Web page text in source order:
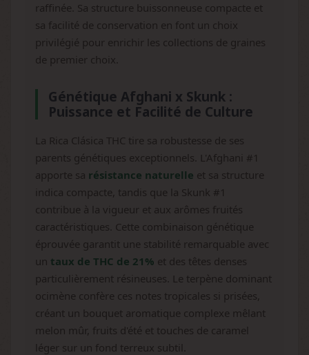
raffinée. Sa structure buissonneuse compacte et
sa facilité de conservation en font un choix
privilégié pour enrichir les collections de graines
de premier choix.
Génétique Afghani x Skunk :
Puissance et Facilité de Culture
La Rica Clásica THC tire sa robustesse de ses
parents génétiques exceptionnels. L'Afghani #1
apporte sa résistance naturelle et sa structure
indica compacte, tandis que la Skunk #1
contribue à la vigueur et aux arômes fruités
caractéristiques. Cette combinaison génétique
éprouvée garantit une stabilité remarquable avec
un taux de THC de 21% et des têtes denses
particulièrement résineuses. Le terpène dominant
ocimène confère ces notes tropicales si prisées,
créant un bouquet aromatique complexe mêlant
melon mûr, fruits d'été et touches de caramel
léger sur un fond terreux subtil.